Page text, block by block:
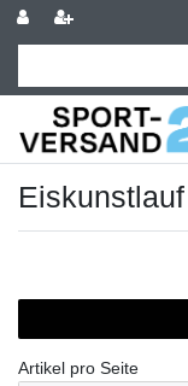
Eiskunstlauf
Artikel pro Seite